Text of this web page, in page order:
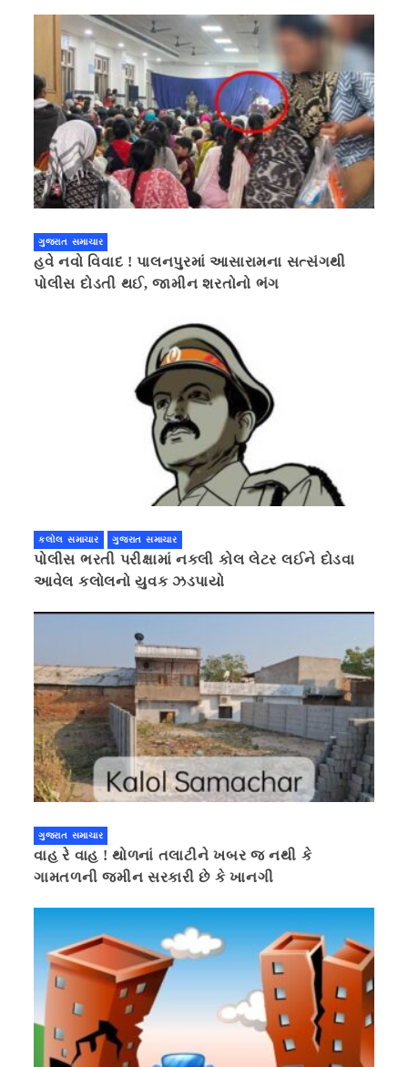
ગુજરાત સમાચાર
હવે નવો વિવાદ ! પાલનપુરમાં આસારામના સત્સંગથી
પોલીસ દોડતી થઈ, જામીન શરતોનો ભંગ
કલોલ સમાચાર ગુજરાત સમાચાર
પોલીસ ભરતી પરીક્ષામાં નકલી કોલ લેટર લઈને દોડવા
આવેલ કલોલનો યુવક ઝડપાયો
ગુજરાત સમાચાર
વાહ રે વાહ ! થોળનાં તલાટીને ખબર જ નથી કે
ગામતળની જમીન સરકારી છે કે ખાનગી